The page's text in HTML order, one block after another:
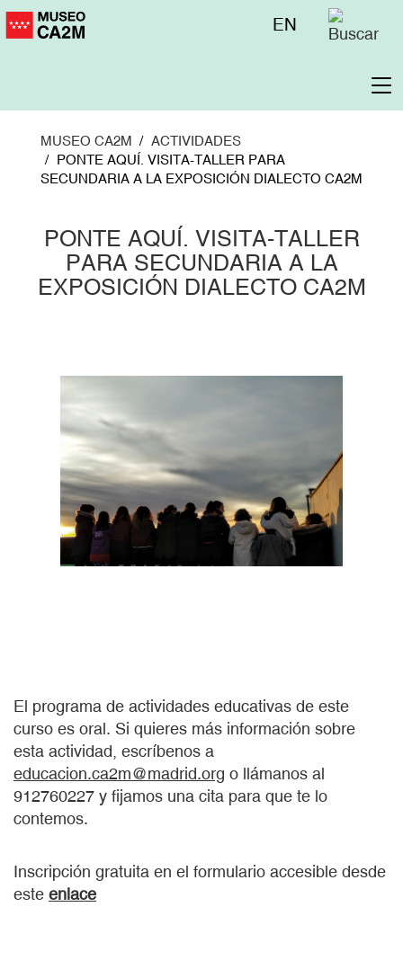
Pasar
Menú
EN
MUSEO CA2M
ACTIVIDADES
PONTE AQUÍ. VISITA-TALLER PARA
SECUNDARIA A LA EXPOSICIÓN DIALECTO CA2M
PONTE AQUÍ. VISITA-TALLER
PARA SECUNDARIA A LA
EXPOSICIÓN DIALECTO CA2M
El programa de actividades educativas de este
curso es oral. Si quieres más información sobre
esta actividad, escríbenos a
educacion.ca2m@madrid.org o llámanos al
912760227 y fijamos una cita para que te lo
contemos.
Inscripción gratuita en el formulario accesible desde
este enlace